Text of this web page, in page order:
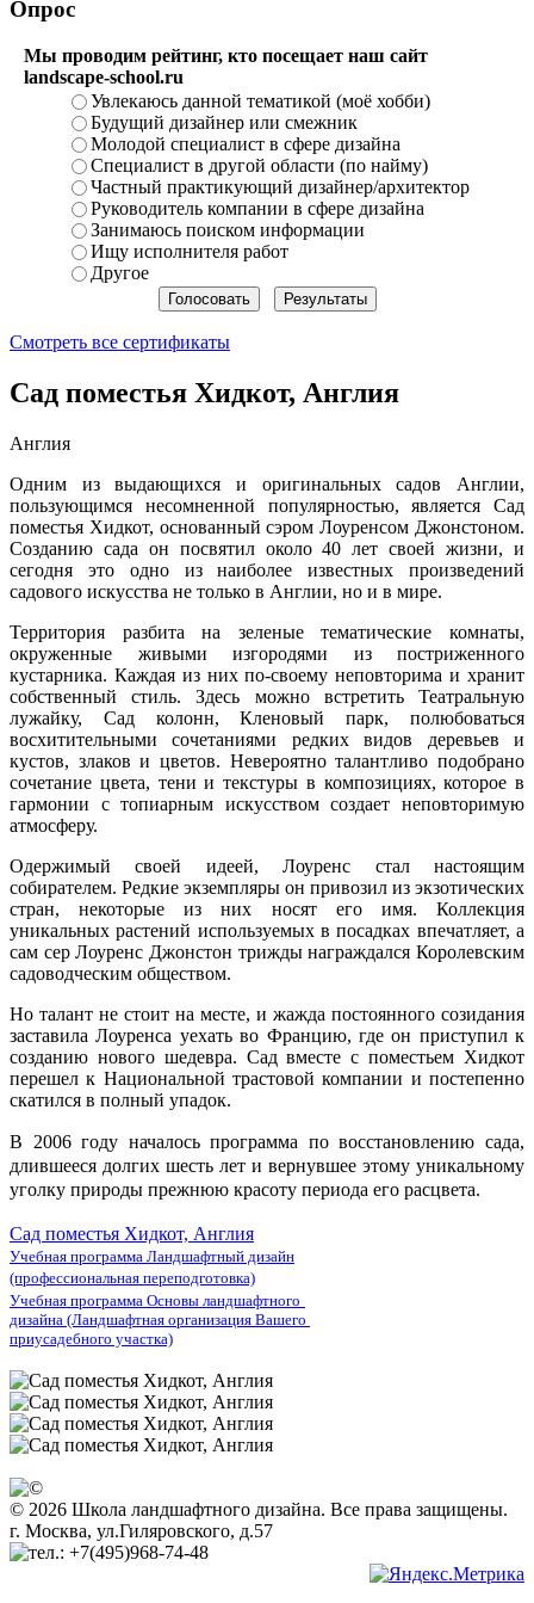
Опрос
Мы проводим рейтинг, кто посещает наш сайт
landscape-school.ru
Увлекаюсь данной тематикой (моё хобби)
Будущий дизайнер или смежник
Молодой специалист в сфере дизайна
Специалист в другой области (по найму)
Частный практикующий дизайнер/архитектор
Руководитель компании в сфере дизайна
Занимаюсь поиском информации
Ищу исполнителя работ
Другое
Смотреть все сертификаты
Сад поместья Хидкот, Англия
Англия
Одним из выдающихся и оригинальных садов Англии,
пользующимся несомненной популярностью, является Сад
поместья Хидкот, основанный сэром Лоуренсом Джонстоном.
Созданию сада он посвятил около 40 лет своей жизни, и
сегодня это одно из наиболее известных произведений
садового искусства не только в Англии, но и в мире.
Территория разбита на зеленые тематические комнаты,
окруженные живыми изгородями из постриженного
кустарника. Каждая из них по-своему неповторима и хранит
собственный стиль. Здесь можно встретить Театральную
лужайку, Сад колонн, Кленовый парк, полюбоваться
восхитительными сочетаниями редких видов деревьев и
кустов, злаков и цветов. Невероятно талантливо подобрано
сочетание цвета, тени и текстуры в композициях, которое в
гармонии с топиарным искусством создает неповторимую
атмосферу.
Одержимый своей идеей, Лоуренс стал настоящим
собирателем. Редкие экземпляры он привозил из экзотических
стран, некоторые из них носят его имя. Коллекция
уникальных растений используемых в посадках впечатляет, а
сам сер Лоуренс Джонстон трижды награждался Королевским
садоводческим обществом.
Но талант не стоит на месте, и жажда постоянного созидания
заставила Лоуренса уехать во Францию, где он приступил к
созданию нового шедевра. Сад вместе с поместьем Хидкот
перешел к Национальной трастовой компании и постепенно
скатился в полный упадок.
В 2006 году началось программа по восстановлению сада,
длившееся долгих шесть лет и вернувшее этому уникальному
уголку природы прежнюю красоту периода его расцвета.
Сад поместья Хидкот, Англия
Учебная программа Ландшафтный дизайн
(профессиональная переподготовка)
Учебная программа Основы ландшафтного
дизайна (Ландшафтная организация Вашего
приусадебного участка)
© 2026 Школа ландшафтного дизайна. Все права защищены.
г. Москва, ул.Гиляровского, д.57
+7(495)968-74-48